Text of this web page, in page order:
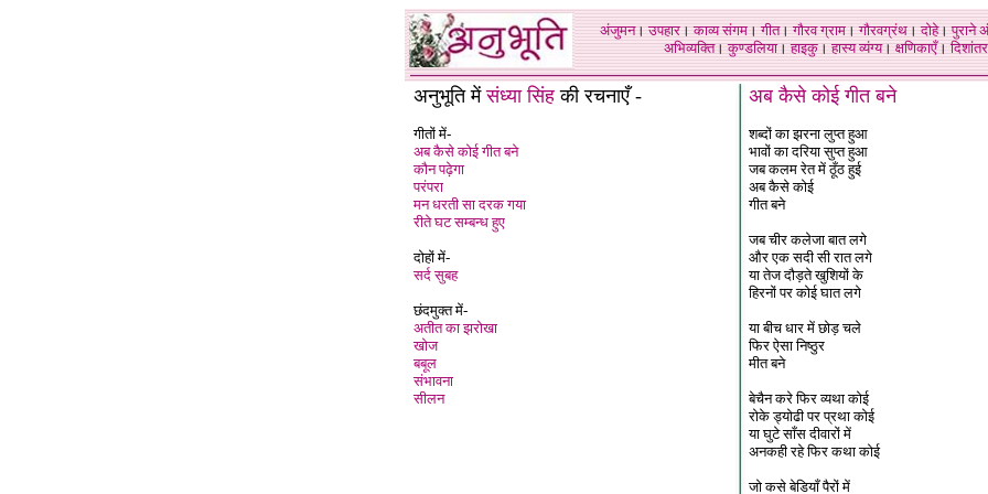
अंजुमन।उपहार।काव्य संगम।गीत।गौरव ग्राम।गौरवग्रंथ।दोहे।पुराने
अभिव्यक्ति।कुण्डलिया।हाइकु।हास्य व्यंग्य।क्षणिकाएँ।दिशांतर
अनुभूति मेंसंध्या सिंह की रचनाएँ -
गीतों में-
अब कैसे कोई गीत बने
कौन पढ़ेगा
परंपरा
मन धरती सा दरक गया
रीते घट सम्बन्ध हुए
दोहों में-
सर्द सुबह
छंदमुक्त में-
अतीत का झरोखा
खोज
बबूल
संभावना
सीलन
अब कैसे कोई गीत बने
शब्दों का झरना लुप्त हुआ
भावों का दरिया सुप्त हुआ
जब कलम रेत में ठूँठ हुई
अब कैसे कोई
गीत बने
जब चीर कलेजा बात लगे
और एक सदी सी रात लगे
या तेज दौड़ते खुशियों के
हिरनों पर कोई घात लगे
या बीच धार में छोड़ चले
फिर ऐसा निष्ठुर
मीत बने
बेचैन करे फिर व्यथा कोई
रोके ड्योढी पर प्रथा कोई
या घुटे साँस दीवारों में
अनकही रहे फिर कथा कोई
जो कसे बेडियाँ पैरों में